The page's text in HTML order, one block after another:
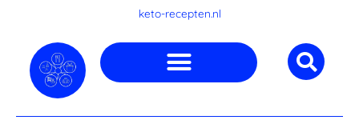
inhoud
keto-recepten.nl